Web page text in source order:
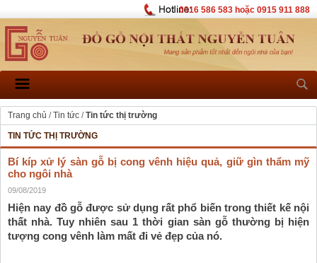
0916 586 583 hoặc 0915 911 888
Trang chủ /Tin tức /Tin tức thị trường
TIN TỨC THỊ TRƯỜNG
Bí kíp xử lý sàn gỗ bị cong vênh hiệu quả, giữ gìn thẩm mỹ
cho ngôi nhà
09/08/2019
Hiện nay đồ gỗ được sử dụng rất phổ biến trong thiết kế nội
thất nhà. Tuy nhiên sau 1 thời gian sàn gỗ thường bị hiện
tượng cong vênh làm mất đi vẻ đẹp của nó.